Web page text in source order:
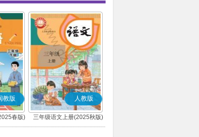
教版
春版)
人教版
三年级语文上册(2025秋版)
(部编版)